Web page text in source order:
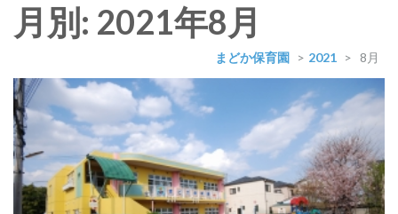
月別: 2021年8月
まどか保育園 > 2021 > 8月